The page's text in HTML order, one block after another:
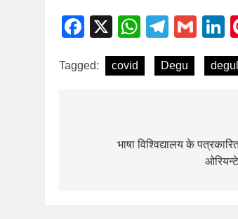
Facebook
X
Tagged: covid Degu
भाषा विश्विद्यालय के